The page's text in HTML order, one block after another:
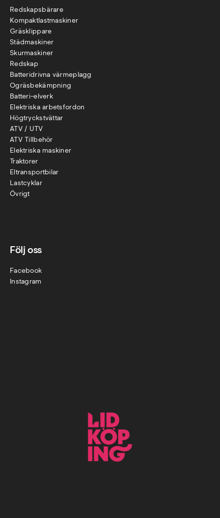
Redskapsbärare
Kompaktlastmaskiner
Gräsklippare
Städmaskiner
Skurmaskiner
Redskap
Batteridrivna värmeplagg
Ogräsbekämpning
Batteri-elverk
Elektriska arbetsfordon
Högtryckstvättar
ATV / UTV
ATV Tillbehör
Elektriska maskiner
Traktorer
Eltransportbilar
Lastcyklar
Övrigt
Följ oss
Facebook
Instagram